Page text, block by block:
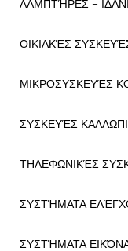
ΛΑΜΠΤΉΡΕΣ –
ΟΙΚΙΑΚΈΣ
ΜΙΚΡΟΣΥΣΚΕΥΈΣ
ΣΥΣΚΕΥΈΣ
ΤΗΛΕΦΩΝΙΚΈΣ
ΣΥΣΤΉΜΑΤΑ
ΣΥΣΤΉΜΑΤΑ